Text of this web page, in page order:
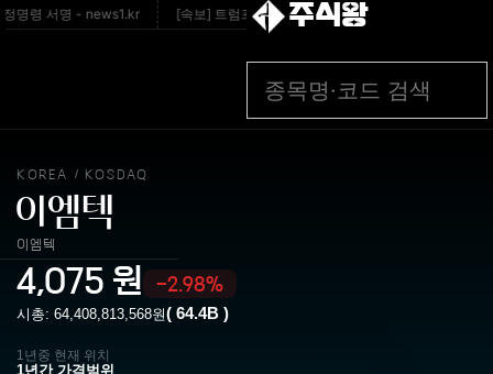
령 서명 - news1.kr [속보] 트럼프, 폴리실리콘 산업 보호 행정명령 서명 -
주식왕
KOREA / KOSDAQ
이엠텍
이엠텍
4,075 원 -2.98%
시총: 64,408,813,568원( 64.4B )
1년중 현재 위치